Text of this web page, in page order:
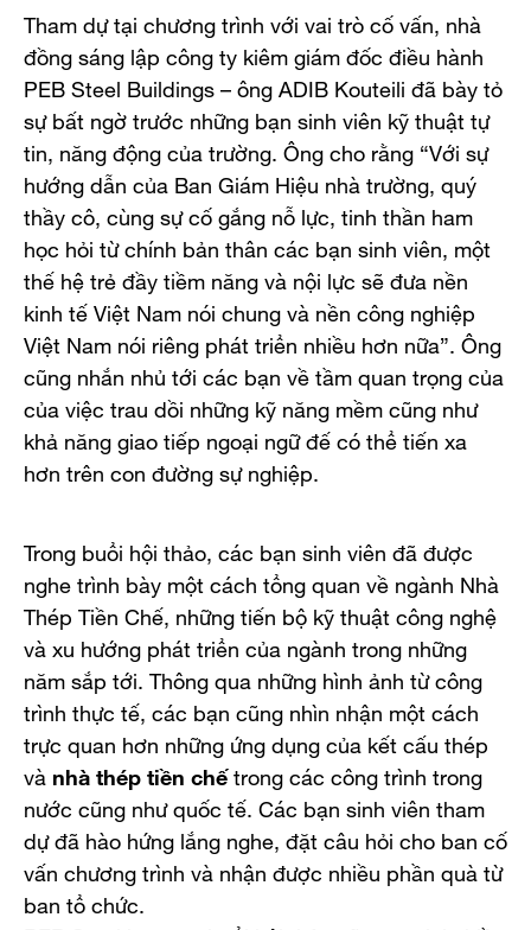
Tham dự tại chương trình với vai trò cố vấn, nhà
đồng sáng lập công ty kiêm giám đốc điều hành
PEB Steel Buildings – ông ADIB Kouteili đã bày tỏ
sự bất ngờ trước những bạn sinh viên kỹ thuật tự
tin, năng động của trường. Ông cho rằng “Với sự
hướng dẫn của Ban Giám Hiệu nhà trường, quý
thầy cô, cùng sự cố gắng nỗ lực, tinh thần ham
học hỏi từ chính bản thân các bạn sinh viên, một
thế hệ trẻ đầy tiềm năng và nội lực sẽ đưa nền
kinh tế Việt Nam nói chung và nền công nghiệp
Việt Nam nói riêng phát triển nhiều hơn nữa”. Ông
cũng nhắn nhủ tới các bạn về tầm quan trọng của
của việc trau dồi những kỹ năng mềm cũng như
khả năng giao tiếp ngoại ngữ đế có thể tiến xa
hơn trên con đường sự nghiệp.
Trong buổi hội thảo, các bạn sinh viên đã được
nghe trình bày một cách tổng quan về ngành Nhà
Thép Tiền Chế, những tiến bộ kỹ thuật công nghệ
và xu hướng phát triển của ngành trong những
năm sắp tới. Thông qua những hình ảnh từ công
trình thực tế, các bạn cũng nhìn nhận một cách
trực quan hơn những ứng dụng của kết cấu thép
vànhà thép tiền chếtrong các công trình trong
nước cũng như quốc tế. Các bạn sinh viên tham
dự đã hào hứng lắng nghe, đặt câu hỏi cho ban cố
vấn chương trình và nhận được nhiều phần quà từ
ban tổ chức.